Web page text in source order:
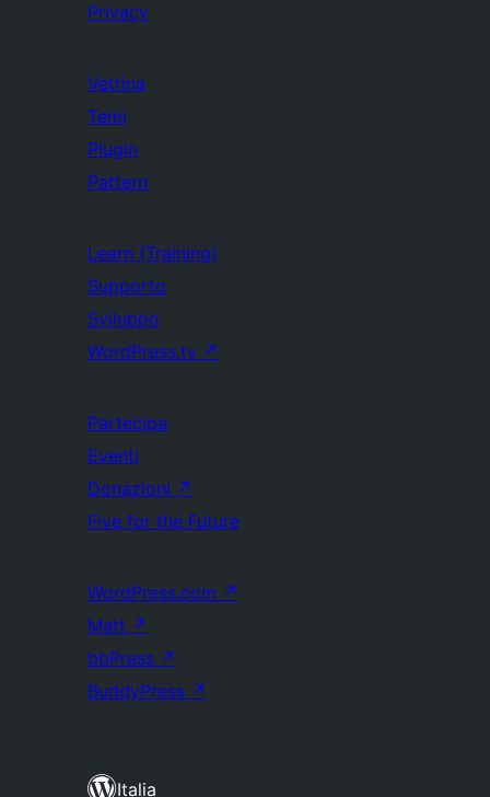
Privacy
Vetrina
Temi
Plugin
Pattern
Learn (Training)
Supporto
Sviluppo
WordPress.tv ↗
Partecipa
Eventi
Donazioni ↗
Five for the Future
WordPress.com ↗
Matt ↗
bbPress ↗
BuddyPress ↗
Italia